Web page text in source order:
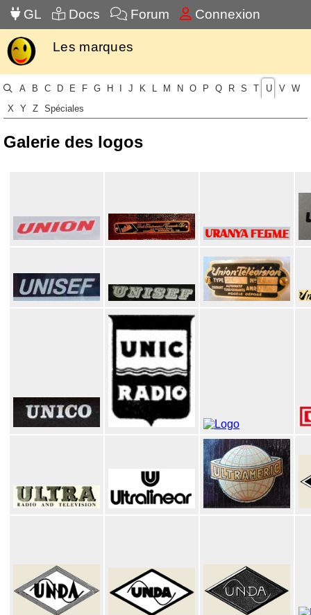
GL Docs Forum Connexion
Les marques
A B C D E F G H J K L M N O P Q R S T U V W
X Y Z Spéciales
Galerie des logos